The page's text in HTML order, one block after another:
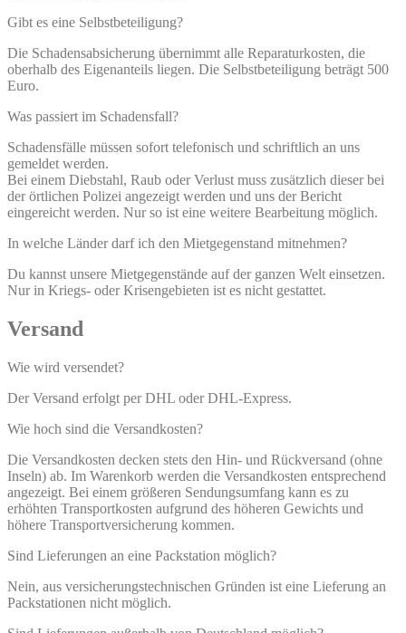
Gibt es eine Selbstbeteiligung?
Die Schadensabsicherung übernimmt alle Reparaturkosten, die
oberhalb des Eigenanteils liegen. Die Selbstbeteiligung beträgt 500
Euro.
Was passiert im Schadensfall?
Schadensfälle müssen sofort telefonisch und schriftlich an uns
gemeldet werden.
Bei einem Diebstahl, Raub oder Verlust muss zusätzlich dieser bei
der örtlichen Polizei angezeigt werden und uns der Bericht
eingereicht werden. Nur so ist eine weitere Bearbeitung möglich.
In welche Länder darf ich den Mietgegenstand mitnehmen?
Du kannst unsere Mietgegenstände auf der ganzen Welt einsetzen.
Nur in Kriegs- oder Krisengebieten ist es nicht gestattet.
Versand
Wie wird versendet?
Der Versand erfolgt per DHL oder DHL-Express.
Wie hoch sind die Versandkosten?
Die Versandkosten decken stets den Hin- und Rückversand (ohne
Inseln) ab. Im Warenkorb werden die Versandkosten entsprechend
angezeigt. Bei einem größeren Sendungsumfang kann es zu
erhöhten Transportkosten aufgrund des höheren Gewichts und
höhere Transportversicherung kommen.
Sind Lieferungen an eine Packstation möglich?
Nein, aus versicherungstechnischen Gründen ist eine Lieferung an
Packstationen nicht möglich.